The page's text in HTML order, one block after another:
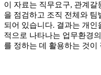
이 자료는 직무요구, 관계갈
을 점검하고 조직 전체와 팀
되어 있습니다. 결과는 개
적으로 나타나는 업무환경
를 정하는 데 활용하는 것이